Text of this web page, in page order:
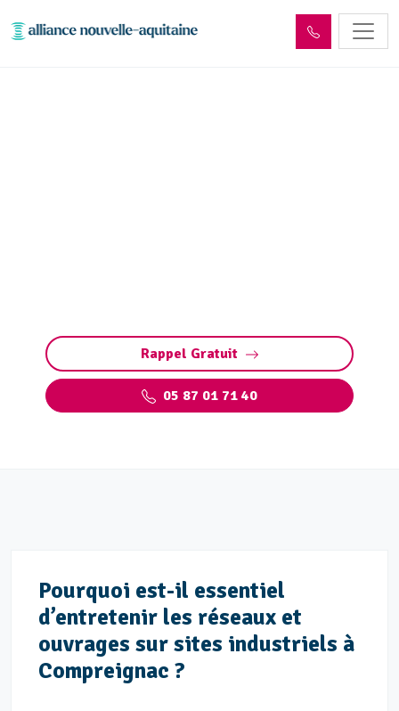
Rappel Gratuit
05 87 01 71 40
Pourquoi est-il essentiel
d’entretenir les réseaux et
ouvrages sur sites industriels à
Compreignac ?